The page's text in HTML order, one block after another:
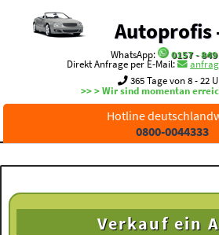
Autoprofis
WhatsApp:
0157 -
Direkt Anfrage per E-Mail:
365 Tage von 8 - 22
>> > Wir sind momentan
Hotline
0800-0044333
Verkauf ein